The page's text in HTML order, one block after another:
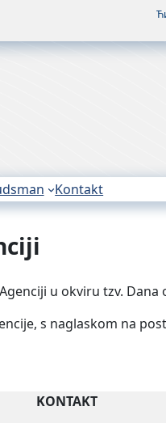
Kontakt
u okviru tzv. Dana
s naglaskom na
KONTAKT